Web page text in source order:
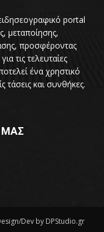
portal
μεταποίησης,
προσφέροντας
τις τελευταίες
ένα χρηστικό
τάσεις και συνθήκες.
ΜΑΣ
Dev by DPStudio.gr